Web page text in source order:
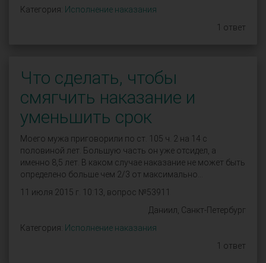
Категория: Исполнение наказания
1 ответ
Что сделать, чтобы
смягчить наказание и
уменьшить срок
Моего мужа приговорили по ст. 105 ч. 2 на 14 с
половиной лет. Большую часть он уже отсидел, а
именно 8,5 лет. В каком случае наказание не может быть
определено больше чем 2/3 от максимально...
11 июля 2015 г. 10:13, вопрос №53911
Даниил, Санкт-Петербург
Категория: Исполнение наказания
1 ответ